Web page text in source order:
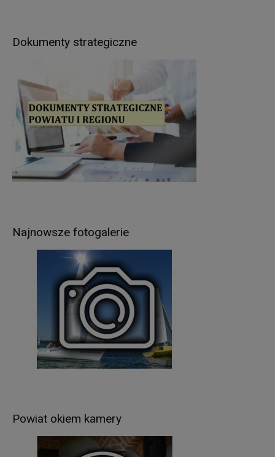
Dokumenty strategiczne
Najnowsze fotogalerie
Powiat okiem kamery
W związku z przetwarzaniem danych w celach
wskazanych w pkt 3,
kategoriom odbiorców danych osobowych
Odbiorcami Pani/Pana danych osobowych mogą
być:
organy władzy publicznej oraz podmioty
wykonujące zadania publiczne lub działające na
zlecenie organów władzy publicznej, w zakresie i
w celach, które wynikają z przepisów powszechnie
obowiązującego prawa (np. podmioty
umów podpisanych z Starostwem Powiatowym w
Administratorem jest Starosta Giżycki (np. usługi
pocztowe).
Pani/Pana dane osobowe będą przetwarzane
przez okres niezbędny do realizacji celów
wskazanych w pkt 3, lecz nie krócej niż okres
wskazany w przepisach o archiwizacji. Oznacza
to, że dane osobowe zostaną zniszczone po
upływie odpowiednio 3, 5, 10, 20 lub 50 lat od
Administratora, Pani/Pana danych osobowych,
przysługuje Pani/Panu prawo do:
dostępu do treści danych, na podstawie art. 15